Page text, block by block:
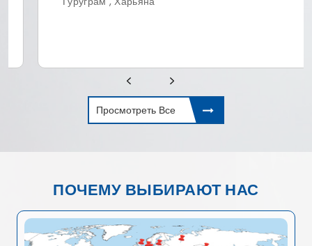
Просмотреть Все
ПОЧЕМУ ВЫБИРАЮТ НАС